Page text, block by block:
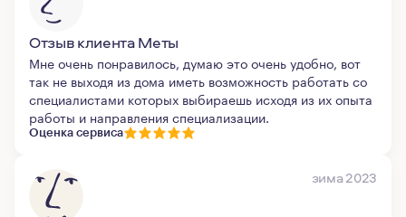
Отзыв клиента Меты
Мне очень понравилось, думаю это очень удобно, вот
так не выходя из дома иметь возможность работать со
специалистами которых выбираешь исходя из их опыта
работы и направления специализации.
Оценка сервиса
зима 2023